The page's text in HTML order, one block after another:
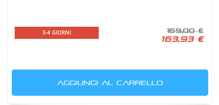
3-4 GIORNI 169,00 €
163,93 €
AGGIUNGI AL CARRELLO